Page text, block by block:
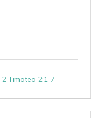
2 Timoteo 2:1-7